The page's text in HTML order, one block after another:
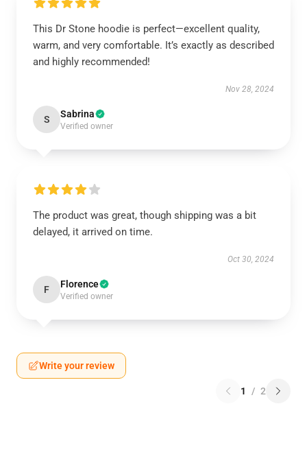
This Dr Stone hoodie is perfect—excellent quality,
warm, and very comfortable. It’s exactly as described
and highly recommended!
Nov 28, 2024
S Sabrina
Verified owner
The product was great, though shipping was a bit
delayed, it arrived on time.
Oct 30, 2024
F Florence
Verified owner
Write your review
1 / 2